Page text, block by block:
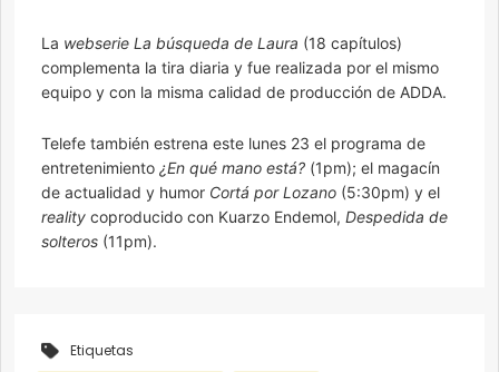
La webserie La búsqueda de Laura (18 capítulos)
complementa la tira diaria y fue realizada por el mismo
equipo y con la misma calidad de producción de ADDA.
Telefe también estrena este lunes 23 el programa de
entretenimiento ¿En qué mano está? (1pm); el magacín
de actualidad y humor Cortá por Lozano (5:30pm) y el
reality coproducido con Kuarzo Endemol, Despedida de
solteros (11pm).
Etiquetas